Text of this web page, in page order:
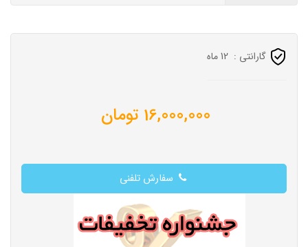
گارانتی : 12 ماه
16,000,000 تومان
سفارش تلفنی